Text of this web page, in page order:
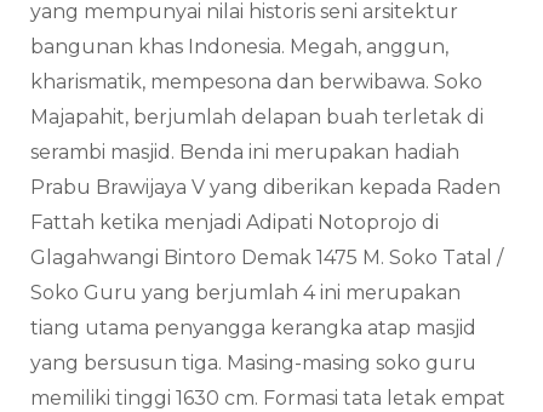
yang mempunyai nilai historis seni arsitektur
bangunan khas Indonesia. Megah, anggun,
kharismatik, mempesona dan berwibawa. Soko
Majapahit, berjumlah delapan buah terletak di
serambi masjid. Benda ini merupakan hadiah
Prabu Brawijaya V yang diberikan kepada Raden
Fattah ketika menjadi Adipati Notoprojo di
Glagahwangi Bintoro Demak 1475 M. Soko Tatal /
Soko Guru yang berjumlah 4 ini merupakan
tiang utama penyangga kerangka atap masjid
yang bersusun tiga. Masing-masing soko guru
memiliki tinggi 1630 cm. Formasi tata letak empat